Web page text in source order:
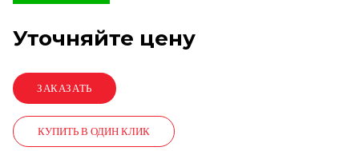
Уточняйте цену
КУПИТЬ В ОДИН КЛИК